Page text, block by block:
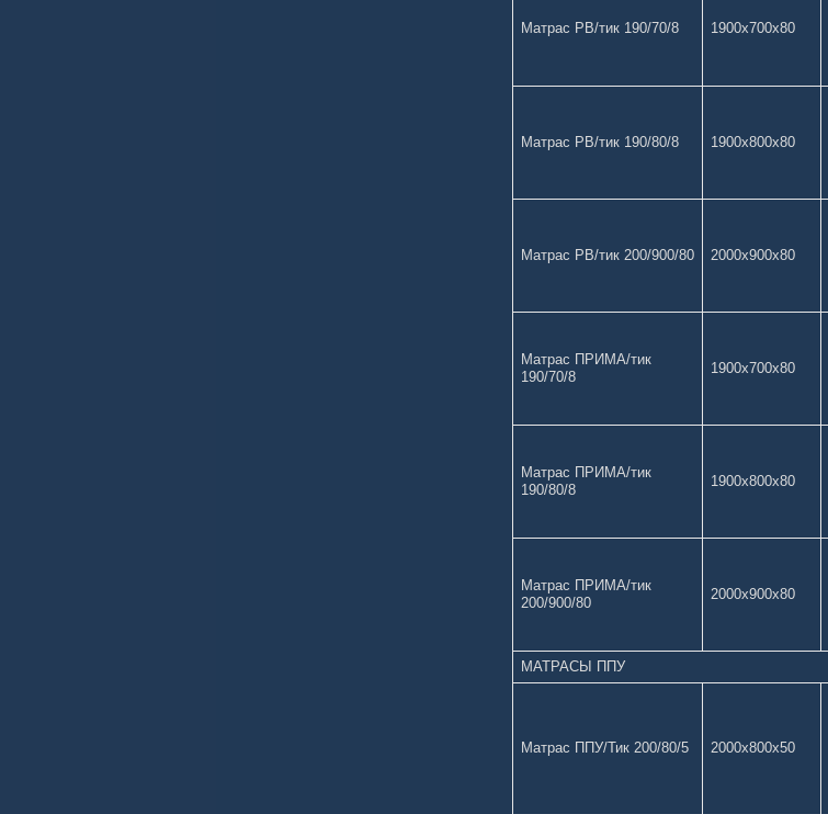
Матрас РВ/тик 190/70/8 1900х700х80
Матрас РВ/тик 190/80/8 1900х800х80
Матрас РВ/тик 200/900/80 2000х900х80
Матрас ПРИМА/тик
190/70/8
1900х700х80
Матрас ПРИМА/тик
190/80/8
1900х800х80
Матрас ПРИМА/тик
200/900/80
2000х900х80
МАТРАСЫ ППУ
Матрас ППУ/Тик 200/80/5 2000х800х50